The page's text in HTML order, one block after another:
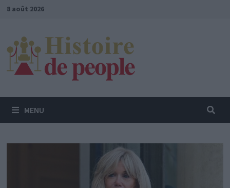
Passer
contenu
8 août 2026
MENU